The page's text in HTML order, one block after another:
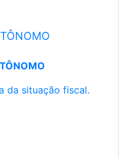
da situação fiscal.